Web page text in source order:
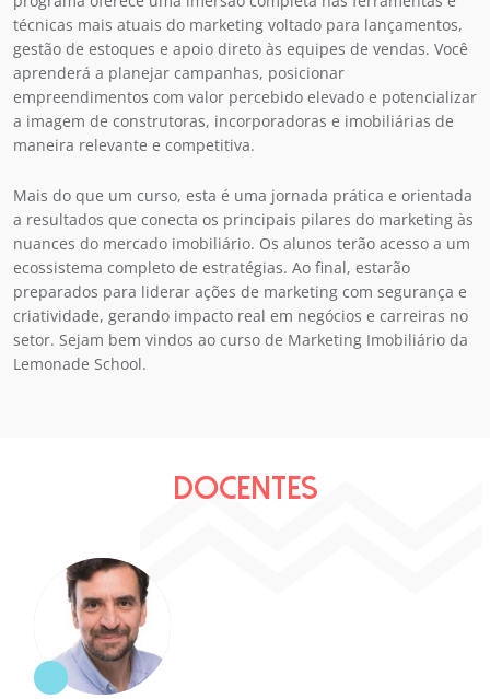
técnicas mais atuais do marketing voltado para lançamentos,
gestão de estoques e apoio direto às equipes de vendas. Você
aprenderá a planejar campanhas, posicionar
empreendimentos com valor percebido elevado e potencializar
a imagem de construtoras, incorporadoras e imobiliárias de
maneira relevante e competitiva.
Mais do que um curso, esta é uma jornada prática e orientada
a resultados que conecta os principais pilares do marketing às
nuances do mercado imobiliário. Os alunos terão acesso a um
ecossistema completo de estratégias. Ao final, estarão
preparados para liderar ações de marketing com segurança e
criatividade, gerando impacto real em negócios e carreiras no
setor. Sejam bem vindos ao curso de Marketing Imobiliário da
Lemonade School.
DOCENTES